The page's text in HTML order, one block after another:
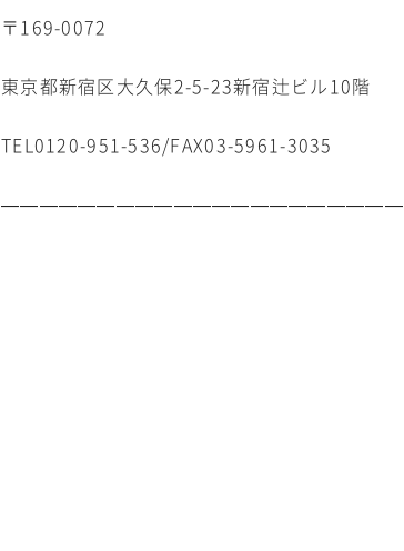
〒169-0072
東京都新宿区大久保2-5-23新宿辻ビル10階
TEL0120-951-536/FAX03-5961-3035